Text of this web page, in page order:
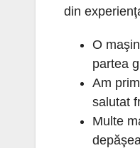
din
O
partea
Am
salutat
Multe